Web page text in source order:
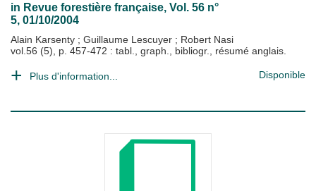
in Revue forestière française, Vol. 56 n°
5, 01/10/2004
Alain Karsenty ; Guillaume Lescuyer ; Robert Nasi
vol.56 (5), p. 457-472 : tabl., graph., bibliogr., résumé anglais.
Plus d'information... Disponible